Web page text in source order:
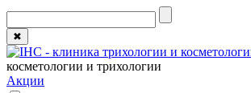
✖
косметологии и трихологии
Акции